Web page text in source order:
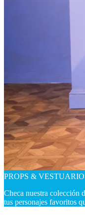
PROPS &
Checa nuestra colección
tus personajes favoritos